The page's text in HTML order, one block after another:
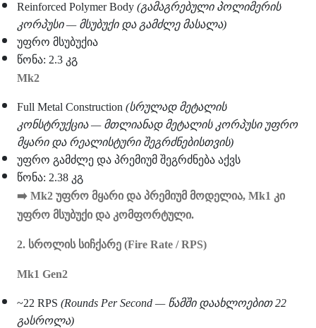
Reinforced Polymer Body (გამაგრებული პოლიმერის
კორპუსი — მსუბუქი და გამძლე მასალა)
უფრო მსუბუქია
წონა: 2.3 კგ
Mk2
Full Metal Construction (სრულად მეტალის
კონსტრუქცია — მთლიანად მეტალის კორპუსი უფრო
მყარი და რეალისტური შეგრძნებისთვის)
უფრო გამძლე და პრემიუმ შეგრძნება აქვს
წონა: 2.38 კგ
➡ ️ Mk2 უფრო მყარი და პრემიუმ მოდელია, Mk1 კი
უფრო მსუბუქი და კომფორტული.
2. სროლის სიჩქარე (Fire Rate / RPS)
Mk1 Gen2
~22 RPS (Rounds Per Second — წამში დაახლოებით 22
გასროლა)